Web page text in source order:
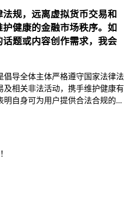
规，远离虚拟货币交易和
健康的金融市场秩序。如
题或内容创作需求，我会
倡导全体主体严格遵守国家法律法
及相关非法活动，携手维护健康有
明自身可为用户提供合法合规的...